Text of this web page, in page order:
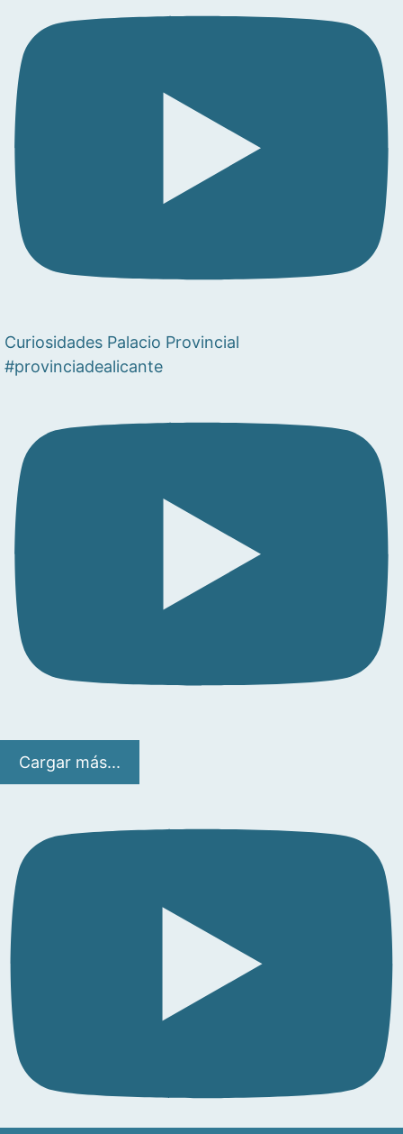
Curiosidades Palacio Provincial
#provinciadealicante
Cargar más...